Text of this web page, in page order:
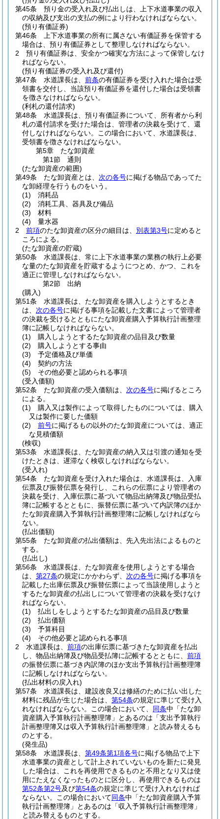
第45条
預り金の受入れ及び払出しは、上下水道事業の収入
の収納及び支出の支払の例により行わなければならない。
(預り有価証券)
第46条
上下水道事業の所有に属さない有価証券を保管する
場合は、預り有価証券として整理しなければならない。
2
預り有価証券は、安全かつ確実な方法によって保管しなけ
ればならない。
(預り有価証券の受入れ及び還付)
第47条
水道課長は、 前条の有価証券を受け入れた場合は受
領書を交付し、当該預り有価証券を還付した場合は受領書
を徴さなければならない。
(利札の還付請求)
第48条
水道課長は、預り有価証券について、所有者から利
札の還付請求を受けた場合は、管理者の決裁を受けて、還
付しなければならない。
この場合において、水道課長は、
受領書を徴さなければならない。
第5章
たな卸資産
第1節
通則
(たな卸資産の範囲)
第49条
たな卸資産とは、 次の各号に掲げる物品であってた
な卸経理を行うものをいう。
(1)
消耗品
(2)
消耗工具、器具及び備品
(3)
材料
(4)
量水器
2
前項のたな卸資産の区分の細目は、 別表第3号に定めると
ころによる。
(たな卸資産の貯蔵)
第50条
水道課長は、常に上下水道事業の業務の執行上必要
な量のたな卸資産を貯蔵するようにつとめ、かつ、これを
適正に管理しなければならない。
第2節
出納
(購入)
第51条
水道課長は、たな卸資産を購入しようとするとき
は、 次の各号に掲げる事項を記載した文書によって管理者
の決裁を受けるとともにたな卸資産購入予算執行計画整理
簿に記帳しなければならない。
(1)
購入しようとするたな卸資産の品目及び数量
(2)
購入しようとする事由
(3)
予定価格及び単価
(4)
契約の方法
(5)
その他必要と認められる事項
(受入価額)
第52条
たな卸資産の受入価額は、 次の各号に掲げるところ
による。
(1)
購入又は製作によって取得したものについては、購入
又は製作に要した価額
(2)
前号に掲げるもの以外のたな卸資産については、適正
な見積価額
(検収)
第53条
水道課長は、たな卸資産の納入又は引渡の通知を受
けたときは、遅滞なく検収しなければならない。
(受入れ)
第54条
たな卸資産を受け入れた場合は、水道課長は、入庫
伝票及び振替伝票を発行し、これらの伝票により管理者の
決裁を受け、入庫伝票に基づいて物品出納簿及び物品受払
簿に記帳するとともに、振替伝票に基づいて内訳簿のほか
たな卸資産購入予算執行計画整理簿に記帳しなければなら
ない。
(払出価額)
第55条
たな卸資産の払出価額は、先入先出法によるものと
する。
(払出し)
第56条
水道課長は、たな卸資産を使用しようとする場合
は、 第27条の規定にかかわらず、 次の各号に掲げる事項を
記載した出庫伝票及び振替伝票によって当該使用しようと
するたな卸資産の払出しについて管理者の決裁を受けなけ
ればならない。
(1)
払出しをしようとするたな卸資産の品目及び数量
(2)
払出価額
(3)
予算科目
(4)
その他必要と認められる事項
2
水道課長は、 前項の出庫伝票に基づきたな卸資産を払出
し、物品出納簿及び物品受払簿に記帳するとともに、 前項
の振替伝票に基づき内訳簿のほか支出予算執行計画整理簿
に記帳しなければならない。
(払出材料の戻入れ)
第57条
水道課長は、建設改良又は修繕のために払い出した
材料に残品が生じた場合は、 第54条の規定に準じて受け入
れなければならない。
この場合において、 同条中「たな卸
資産購入予算執行計画整理簿」とあるのは「支出予算執行
計画整理簿又は収入予算執行計画整理簿」と読み替えるも
のとする。
(発生品)
第58条
水道課長は、 第49条第1項各号に掲げる物品で上下
水道事業の資産として計上されていないものを新たに発見
した場合は、これを再使用できるものと不用となり又は使
用にたえなくなったものとに区分し、再使用できるものは
第52条第2号及び第54条の規定に準じて受け入れなければ
ならない。
この場合において同条中「たな卸資産購入予算
執行計画整理簿」とあるのは「収入予算執行計画整理簿」
と読み替えるものとする。